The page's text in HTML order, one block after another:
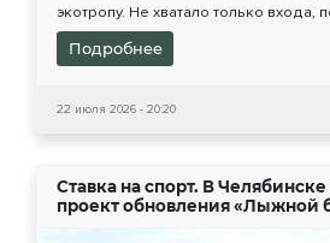
экотропу. Не хватало только входа,
Подробнее
22 июля 2026 - 20:20
Ставка на спорт. В
проект обновления «Лыжной